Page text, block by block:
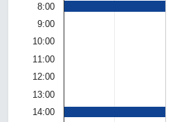
8:00
9:00
10:00
11:00
12:00
13:00
14:00